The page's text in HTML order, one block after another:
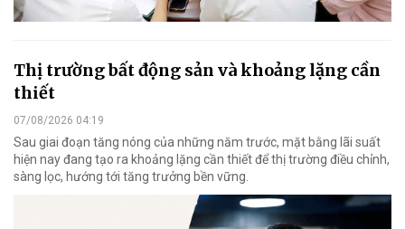
Thị trường bất động sản và khoảng lặng cần
thiết
07/08/2026 04:19
Sau giai đoạn tăng nóng của những năm trước, mặt bằng lãi suất
hiện nay đang tạo ra khoảng lặng cần thiết để thị trường điều chỉnh,
sàng lọc, hướng tới tăng trưởng bền vững.